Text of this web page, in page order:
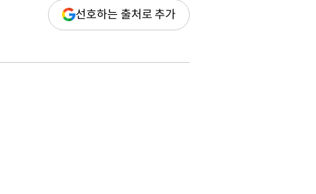
선호하는 출처로 추가(새
창